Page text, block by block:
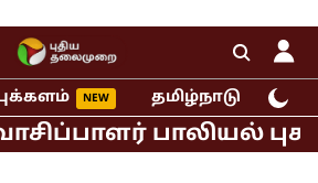
தமிழ்நாடு
பாலியல் புகார்!